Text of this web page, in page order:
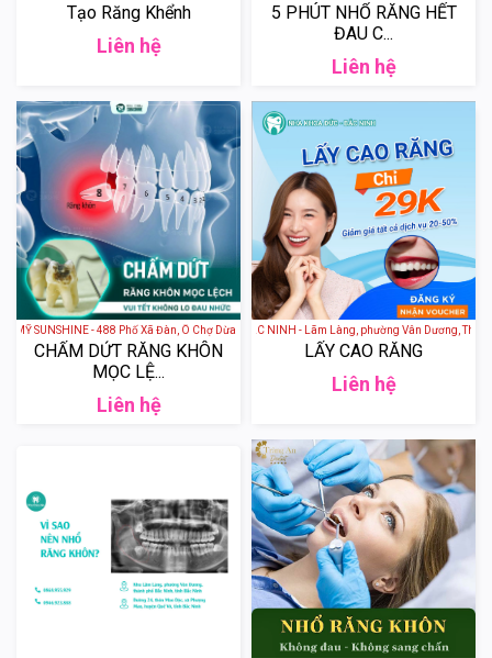
Tạo Răng Khểnh
Liên hệ
5 PHÚT NHỔ RĂNG HẾT
ĐAU C...
Liên hệ
MỸ SUNSHINE - 488 Phố Xã Đàn, Ô Chợ Dừa, Đống Đa, Hà Nội, Việt Nam
CHẤM DỨT RĂNG KHÔN
MỌC LỆ...
Liên hệ
NHA KHOA ĐỨC BẮC NINH - Lãm Làng, phường Vân Dương, Thành
LẤY CAO RĂNG
Liên hệ